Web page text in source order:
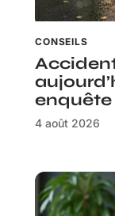
CONSEILS
enquête
4 août 2026